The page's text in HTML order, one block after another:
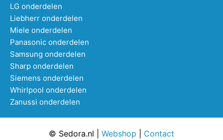
LG onderdelen
Liebherr onderdelen
Miele onderdelen
Panasonic onderdelen
Samsung onderdelen
Sharp onderdelen
Siemens onderdelen
Whirlpool onderdelen
Zanussi onderdelen
© Sedora.nl | Webshop
Contact